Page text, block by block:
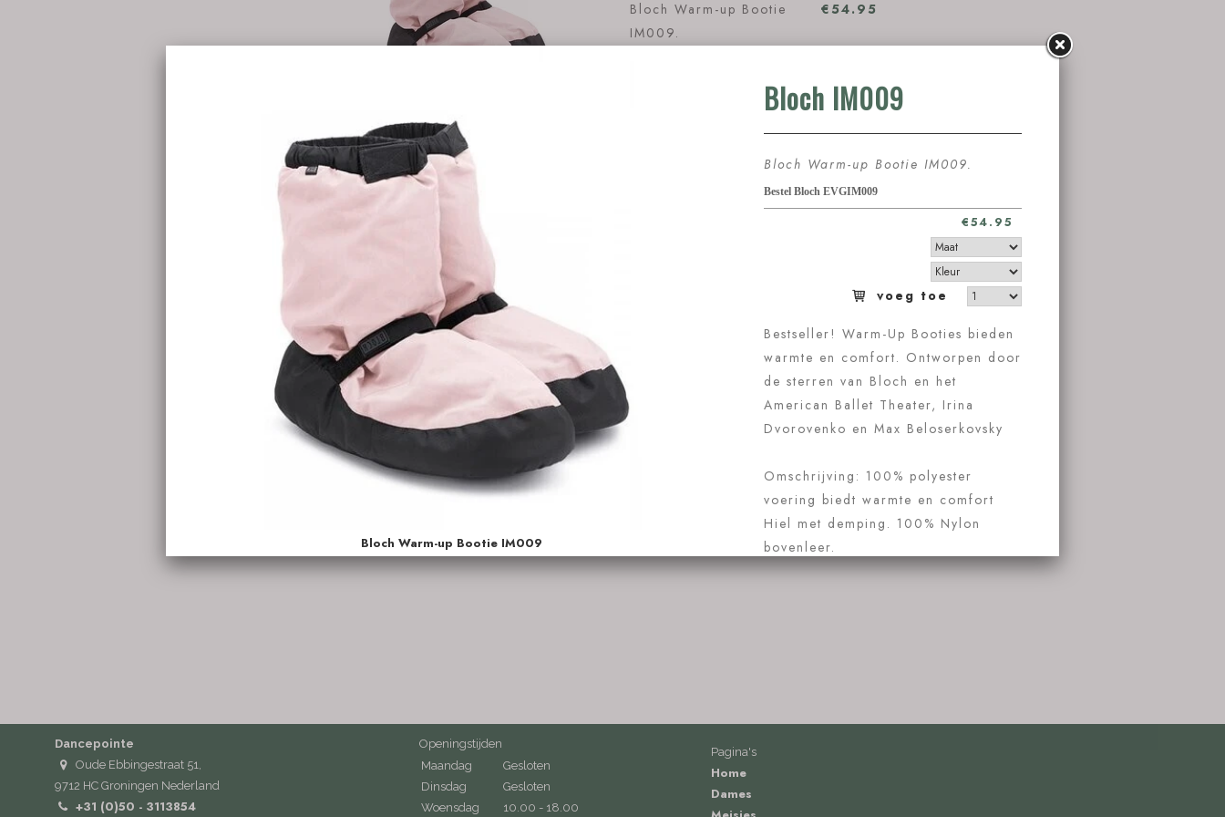
€54.95
Bloch Warm-up Bootie
IM009.
het American Ballet Theater, Irina Dvorovenko en
Rubberen Bloch-logo op de sluiting
Dancepointe
Oude Ebbingestraat 51,
9712 HC Groningen Nederland
+31 (0)50 - 3113854
Openingstijden
Maandag
Gesloten
Dinsdag
Gesloten
Woensdag
10.00 - 18.00
Pagina's
Home
Dames